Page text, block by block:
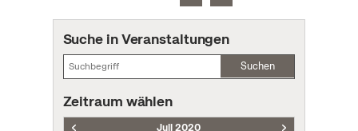
Suche in Veranstaltungen
Suchen
Zeitraum wählen
Juli 2020